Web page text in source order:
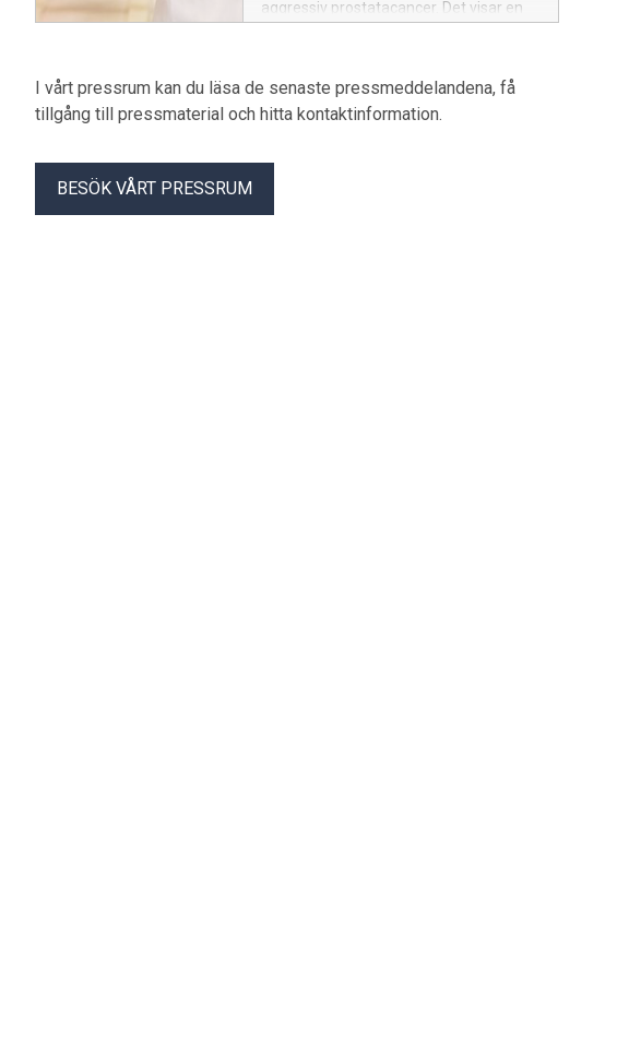
aggressiv prostatacancer. Det visar en
den vetenskapliga tidskriften Signal
Transduction and Targeted Therapy.
I vårt pressrum kan du läsa de senaste pressmeddelandena, få
tillgång till pressmaterial och hitta kontaktinformation.
BESÖK VÅRT PRESSRUM